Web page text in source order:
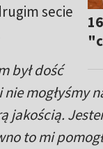
secie
był dość
mogłyśmy
jakością.
to mi